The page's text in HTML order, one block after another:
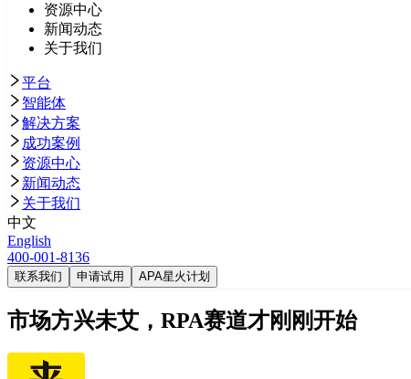
资源中心
新闻动态
关于我们
平台
智能体
解决方案
成功案例
资源中心
新闻动态
关于我们
中文
English
400-001-8136
联系我们 申请试用 APA星火计划
市场方兴未艾，RPA赛道才刚刚开始